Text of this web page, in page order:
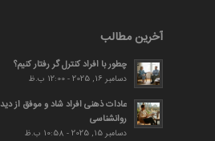
آخرین مطالب
چطور با افراد کنترل گر رفتار کنیم؟
دسامبر 16, 2025 - 12:00 ب.ظ
عادات ذهنی افراد شاد و موفق از دید
روانشناسی
دسامبر 15, 2025 - 10:58 ب.ظ